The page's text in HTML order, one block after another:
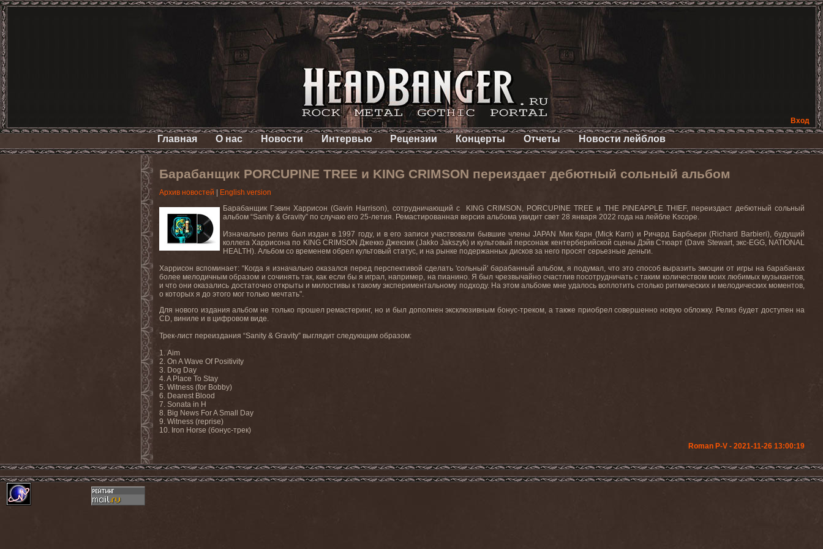
Вход
Главная О нас Новости Интервью Рецензии Концерты Отчеты Новости лейблов
Барабанщик PORCUPINE TREE и KING CRIMSON переиздает дебютный сольный альбом
Архив новостей
English version
Барабанщик Гэвин Харрисон (Gavin Harrison), сотрудничающий с KING CRIMSON, PORCUPINE TREE и THE PINEAPPLE THIEF, переиздаст дебютный сольный
альбом “Sanity & Gravity” по случаю его 25-летия. Ремастированная версия альбома увидит свет 28 января 2022 года на лейбле Kscope.
Изначально релиз был издан в 1997 году, и в его записи участвовали бывшие членыJAPAN Мик Карн (Mick Karn) и Ричард Барбьери (Richard Barbieri), будущий
коллега Харрисона по KING CRIMSON Джекко Джекзик (Jakko Jakszyk) и культовый персонаж кентерберийской сцены Дэйв Стюарт (Dave Stewart, экс-EGG, NATIONAL
HEALTH). Альбом со временем обрел культовый статус, и на рынке подержанных дисков за него просят серьезные деньги.
Харрисон вспоминает: “Когда я изначально оказался перед перспективой сделать 'сольный' барабанный альбом, я подумал, что это способ выразить эмоции от игры на барабанах
более мелодичным образом и сочинять так,как если бы я играл, например, на пианино. Я был чрезвычайно счастлив посотрудничать с таким количеством моих любимых музыкантов,
и что они оказались достаточно открыты и милостивы к такому экспериментальному подходу. На этом альбоме мне удалось воплотить столько ритмических и мелодических моментов,
о которых я до этого мог только мечтать".
Для нового издания альбом не только прошел ремастеринг, но и был дополнен эксклюзивным бонус-треком, а также приобрел совершенно новую обложку. Релиз будет доступен на
CD, виниле и в цифровом виде.
Трек-лист переиздания “Sanity & Gravity” выглядит следующим образом:
1. Aim
2. On A Wave Of Positivity
3. Dog Day
4. A Place To Stay
5. Witness (for Bobby)
6. Dearest Blood
7. Sonata in H
8. Big News For A Small Day
9. Witness (reprise)
10. Iron Horse (бонус-трек)
Roman P-V - 2021-11-26 13:00:19